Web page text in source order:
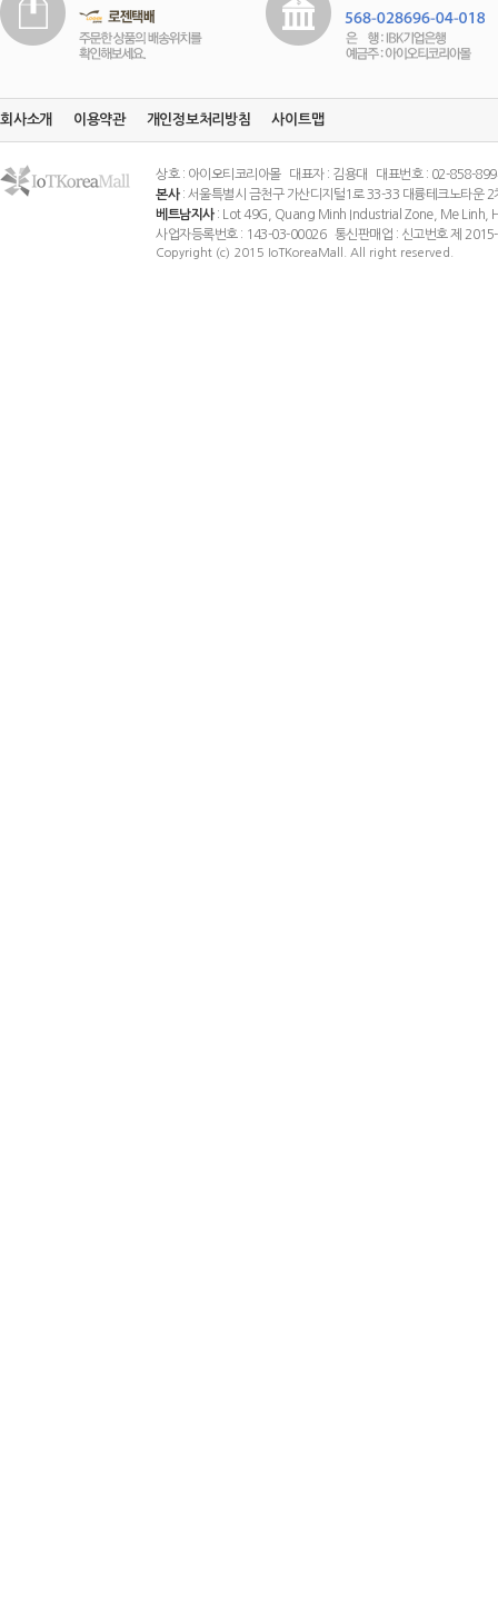
회사소개 이용약관 개인정보처리방침 사이트맵
상호 : 아이오티코리아몰 대표자 : 김용대 대표번호 : 02-858-
본사: 서울특별시 금천구 가산디지털1로 33-33 대륭테크노타운
베트남지사: Lot 49G, Quang Minh Industrial Zone, Me Linh,
사업자등록번호 : 143-03-00026 통신판매업 : 신고번호 제
Copyright (c) 2015 IoTKoreaMall. All right reserved.